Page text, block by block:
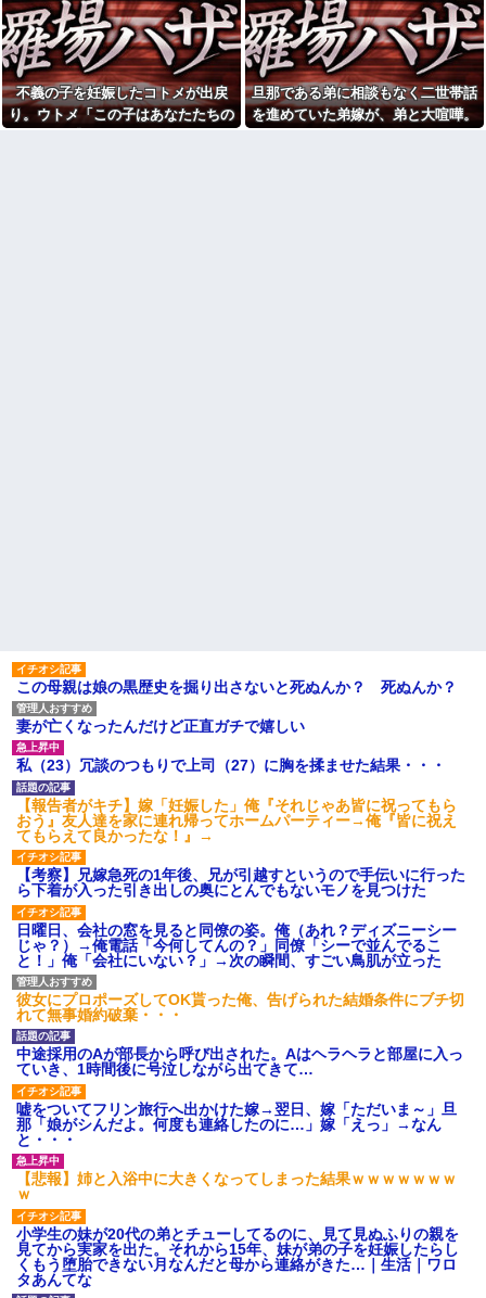
行方不明になった子の名前が
「大和」だと知った。その名前
について考えた結果、ネットで
意見が真っ二つになっていて…
子供がバイトで貯めた資金で
旅行中の話だけど、ちょっとお
金足りないから貸してくれる？
って連絡きた
ション鳴らしてんだ！降りてこ
いよ！」と怒鳴りだし...
【衝撃】報酬100万円超の治験
募集がこちらｗｗｗｗｗ(※画像
あり)
【ネット騒然】惨殺されたタ
ワマン頂き女子のこの動画、す
げえええええｗｗｗｗｗｗｗｗ
ｗｗｗ
【愕然】白のクラウン俺氏、
高速道路左車線を制限速度で走
った結果wwwwwwwwwwww
百年の恋12-899 食べた量を
張り合ってくる
【悲報】佐藤輝明・・・２軍
でも盛大にやらかす←あまり悲
しませないでくれ
犬が大嫌いで脂汗が止まらな
い私。リードをつけ放置された
犬に絡まれ、追いかけられた先
で『信じられない光景』を目撃
→必死で救急車を呼ぶも犬と取
り残されて・・・
私の地元は治安が悪く、弱い
ものいじめや犯罪を楽しみなが
漏れてしまい…
不義の子を妊娠したコトメが出戻
り。ウトメ「この子はあなたたちの
旦那である弟に相談もなく二世帯話
を進めていた弟嫁が、弟と大喧嘩。
この母親は娘の黒歴史を掘り出さないと死ぬんか？ 死ぬんか？
妻が亡くなったんだけど正直ガチで嬉しい
私（23）冗談のつもりで上司（27）に胸を揉ませた結果・・・
【報告者がキチ】嫁「妊娠した」俺『それじゃあ皆に祝ってもら
おう』友人達を家に連れ帰ってホームパーティー→俺『皆に祝え
てもらえて良かったな！』→
【考察】兄嫁急死の1年後、兄が引越すというので手伝いに行った
ら下着が入った引き出しの奥にとんでもないモノを見つけた
日曜日、会社の窓を見ると同僚の姿。俺（あれ？ディズニーシー
じゃ？）→俺電話「今何してんの？」同僚「シーで並んでるこ
と！」俺「会社にいない？」→次の瞬間、すごい鳥肌が立った
彼女にプロポーズしてOK貰った俺、告げられた結婚条件にブチ切
れて無事婚約破棄・・・
中途採用のAが部長から呼び出された。Aはヘラヘラと部屋に入っ
ていき、1時間後に号泣しながら出てきて…
嘘をついてフリン旅行へ出かけた嫁→翌日、嫁「ただいま～」旦
那「娘がシんだよ。何度も連絡したのに…」嫁「えっ」→なん
と・・・
【悲報】姉と入浴中に大きくなってしまった結果ｗｗｗｗｗｗｗ
ｗ
小学生の妹が20代の弟とチューしてるのに、見て見ぬふりの親を
見てから実家を出た。それから15年、妹が弟の子を妊娠したらし
くもう堕胎できない月なんだと母から連絡がきた…｜生活｜ワロ
タあんてな